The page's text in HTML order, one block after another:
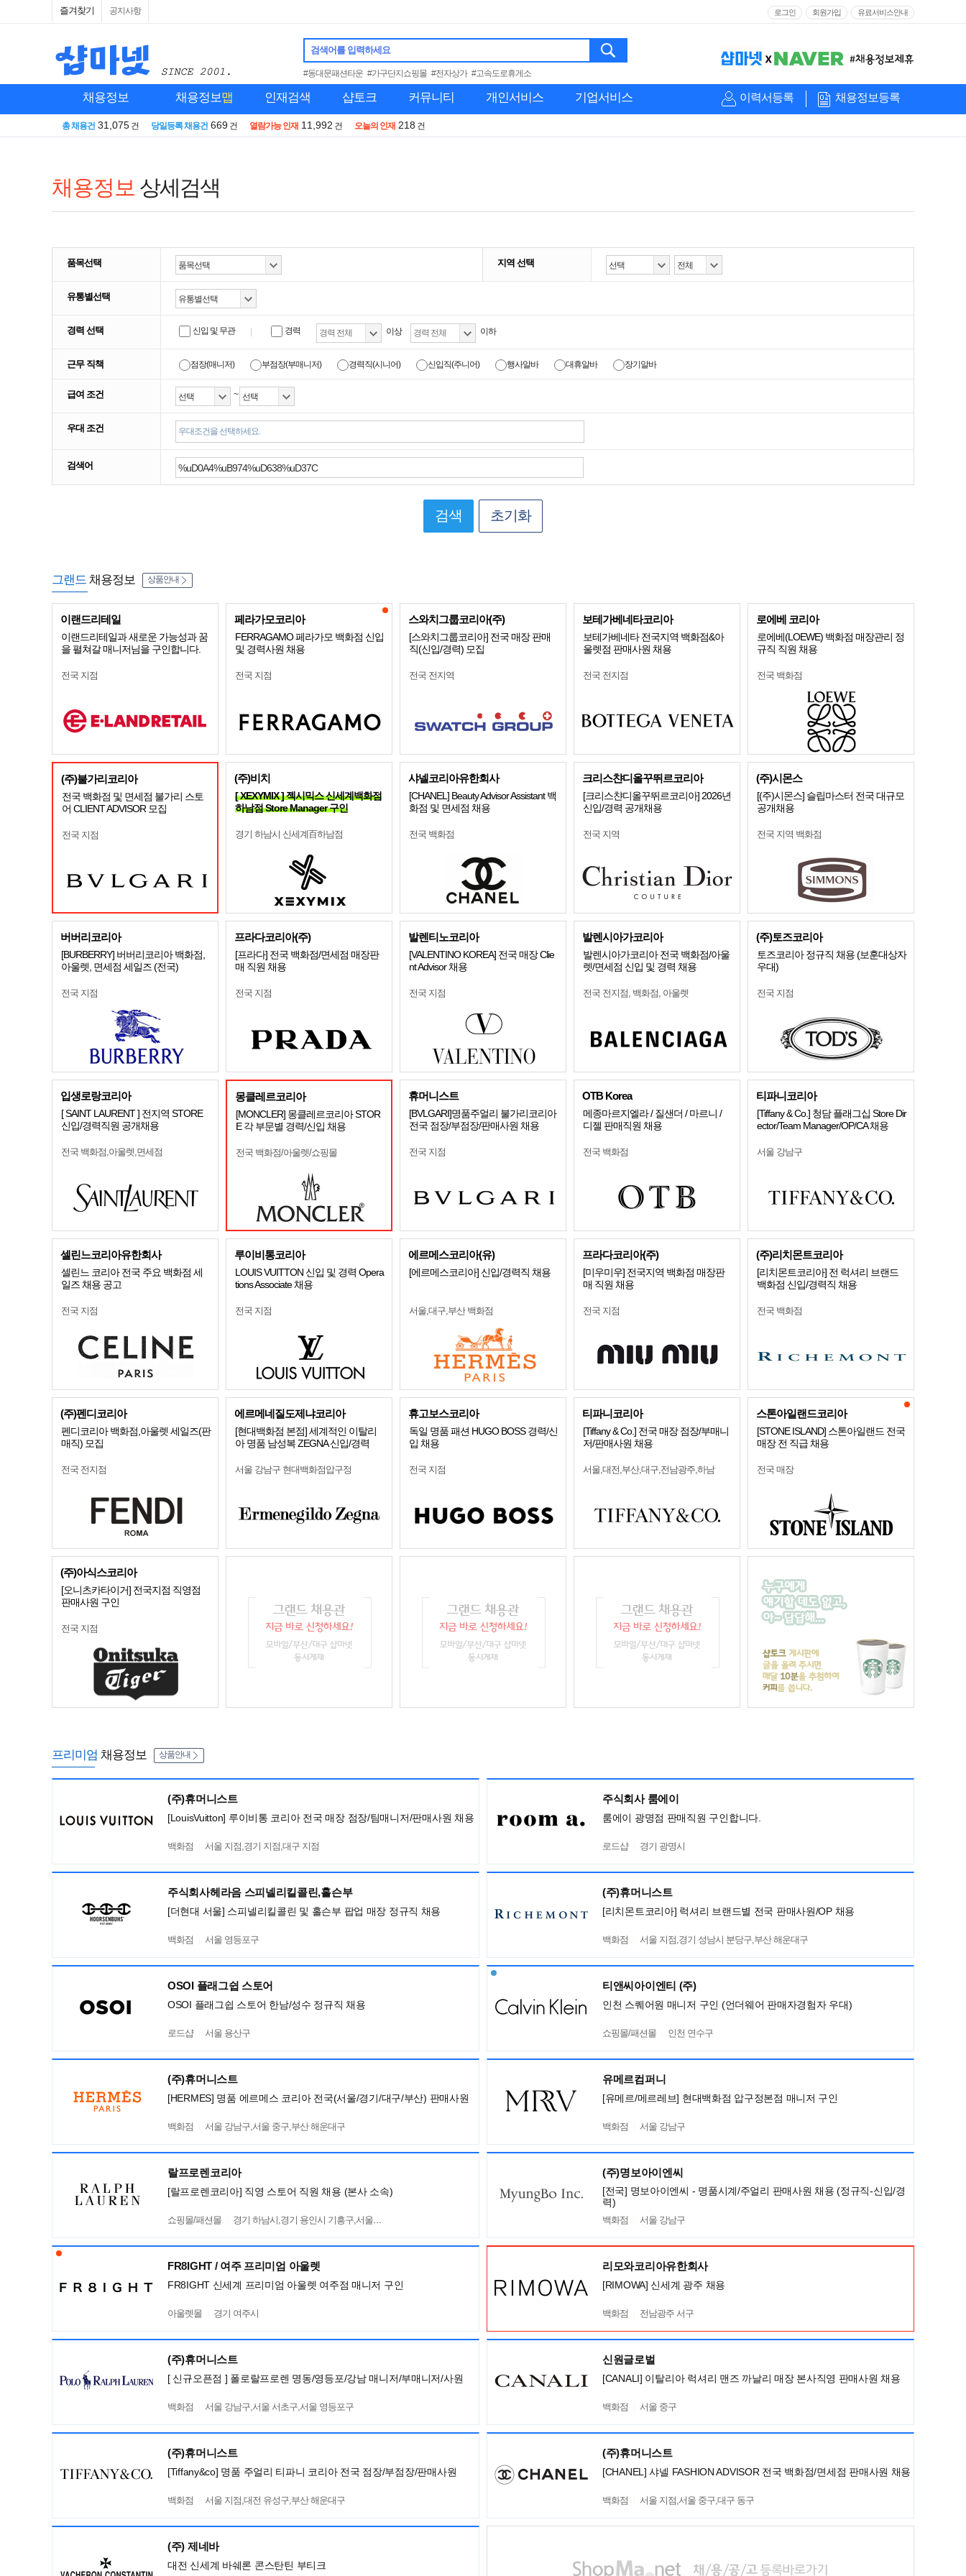
즐겨찾기 공지사항 로그인 회원가입 유료서비스안내
검색어를 입력하세요
#동대문패션타운 #가구단지쇼핑몰 #전자상가 #고속도로휴게소
채용정보 채용정보맵 인재검색 샵토크 커뮤니티 개인서비스 기업서비스 이력서등록 채용정보등록
총 채용건 31,075 건 당일등록 채용건 669 건 열람가능 인재 11,992 건 오늘의 인재 218 건
채용정보 상세검색
품목선택 지역 선택
유통별선택
경력 선택 신입 및 무관 경력 이상 이하
근무 직책 점장(매니저) 부점장(부매니저) 경력직(시니어) 신입직(주니어) 행사알바 대휴알바 장기알바
급여 조건 ~
우대 조건 우대조건을 선택하세요.
검색어
검색 초기화
그랜드 채용정보 상품안내
이랜드리테일
이랜드리테일과 새로운 가능성과 꿈
을 펼쳐갈 매니저님을 구인합니다.
전국 지점
페라가모코리아
FERRAGAMO 페라가모 백화점 신입
및 경력사원 채용
전국 지점
스와치그룹코리아(주)
[스와치그룹코리아] 전국 매장 판매
직(신입/경력) 모집
전국 전지역
보테가베네타코리아
보테가베네타 전국지역 백화점&아
울렛점 판매사원 채용
전국 전지점
로에베 코리아
로에베(LOEWE) 백화점 매장관리 정
규직 직원 채용
전국 백화점
(주)불가리코리아
전국 백화점 및 면세점 불가리 스토
어 CLIENT ADVISOR 모집
전국 지점
(주)비치
[ XEXYMIX ] 젝시믹스 신세계백화점
하남점 Store Manager 구인
경기 하남시 신세계百하남점
샤넬코리아유한회사
[CHANEL] Beauty Advisor Assistant 백
화점 및 면세점 채용
전국 백화점
크리스챤디올꾸뛰르코리아
[크리스챤디올꾸뛰르코리아] 2026년
신입/경력 공개채용
전국 지역
(주)시몬스
[(주)시몬스] 슬립마스터 전국 대규모
공개채용
전국 지역 백화점
버버리코리아
[BURBERRY] 버버리코리아 백화점,
아울렛, 면세점 세일즈 (전국)
전국 지점
프라다코리아(주)
[프라다] 전국 백화점/면세점 매장판
매 직원 채용
전국 지점
발렌티노코리아
[VALENTINO KOREA] 전국 매장 Clie
nt Advisor 채용
전국 지점
발렌시아가코리아
발렌시아가코리아 전국 백화점/아울
렛/면세점 신입 및 경력 채용
전국 전지점, 백화점, 아울렛
(주)토즈코리아
토즈코리아 정규직 채용 (보훈대상자
우대)
전국 지점
입생로랑코리아
[ SAINT LAURENT ] 전지역 STORE
신입/경력직원 공개채용
전국 백화점,아울렛,면세점
몽클레르코리아
[MONCLER] 몽클레르코리아 STOR
E 각 부문별 경력/신입 채용
전국 백화점/아울렛/쇼핑몰
휴머니스트
[BVLGARI]명품주얼리 불가리코리아
전국 점장/부점장/판매사원 채용
전국 지점
OTB Korea
메종마르지엘라 / 질샌더 / 마르니 /
디젤 판매직원 채용
전국 백화점
티파니코리아
[Tiffany & Co.] 청담 플래그십 Store Dir
ector/Team Manager/OP/CA 채용
서울 강남구
셀린느코리아유한회사
셀린느 코리아 전국 주요 백화점 세
일즈 채용 공고
전국 지점
루이비통코리아
LOUIS VUITTON 신입 및 경력 Opera
tions Associate 채용
전국 지점
에르메스코리아(유)
[에르메스코리아] 신입/경력직 채용
서울,대구,부산 백화점
프라다코리아(주)
[미우미우] 전국지역 백화점 매장판
매 직원 채용
전국 지점
(주)리치몬트코리아
[리치몬트코리아] 전 럭셔리 브랜드
백화점 신입/경력직 채용
전국 백화점
(주)펜디코리아
펜디코리아 백화점,아울렛 세일즈(판
매직) 모집
전국 전지점
에르메네질도제냐코리아
[현대백화점 본점] 세계적인 이탈리
아 명품 남성복 ZEGNA 신입/경력
서울 강남구 현대백화점압구정
휴고보스코리아
독일 명품 패션 HUGO BOSS 경력/신
입 채용
전국 지점
티파니코리아
[Tiffany & Co.] 전국 매장 점장/부매니
저/판매사원 채용
서울,대전,부산,대구,전남광주,하남
스톤아일랜드코리아
[STONE ISLAND] 스톤아일랜드 전국
매장 전 직급 채용
전국 매장
(주)아식스코리아
[오니츠카타이거] 전국지점 직영점
판매사원 구인
전국 지점
프리미엄 채용정보 상품안내
(주)휴머니스트
[LouisVuitton] 루이비통 코리아 전국 매장 점장/팀매니저/판매사원 채용
백화점 서울 지점,경기 지점,대구 지점
주식회사 룸에이
룸에이 광명점 판매직원 구인합니다.
로드샵 경기 광명시
주식회사헤라음 스피넬리킬콜린,홀슨부
[더현대 서울] 스피넬리킬콜린 및 홀슨부 팝업 매장 정규직 채용
백화점 서울 영등포구
(주)휴머니스트
[리치몬트코리아] 럭셔리 브랜드별 전국 판매사원/OP 채용
백화점 서울 지점,경기 성남시 분당구,부산 해운대구
OSOI 플래그쉽 스토어
OSOI 플래그쉽 스토어 한남/성수 정규직 채용
로드샵 서울 용산구
티앤씨아이엔티 (주)
인천 스퀘어원 매니저 구인 (언더웨어 판매자경험자 우대)
쇼핑몰/패션몰 인천 연수구
(주)휴머니스트
[HERMES] 명품 에르메스 코리아 전국(서울/경기/대구/부산) 판매사원
백화점 서울 강남구,서울 중구,부산 해운대구
유메르컴퍼니
[유메르/메르레브] 현대백화점 압구정본점 매니저 구인
백화점 서울 강남구
랄프로렌코리아
[랄프로렌코리아] 직영 스토어 직원 채용 (본사 소속)
쇼핑몰/패션몰 경기 하남시,경기 용인시 기흥구,서울 서초구
(주)명보아이엔씨
[전국] 명보아이엔씨 - 명품시계/주얼리 판매사원 채용 (정규직-신입/경
력)
백화점 서울 강남구
FR8IGHT / 여주 프리미엄 아울렛
FR8IGHT 신세계 프리미엄 아울렛 여주점 매니저 구인
아울렛몰 경기 여주시
리모와코리아유한회사
[RIMOWA] 신세계 광주 채용
백화점 전남광주 서구
(주)휴머니스트
[ 신규오픈점 ] 폴로랄프로렌 명동/영등포/강남 매니저/부매니저/사원
백화점 서울 강남구,서울 서초구,서울 영등포구
신원글로벌
[CANALI] 이탈리아 럭셔리 맨즈 까날리 매장 본사직영 판매사원 채용
백화점 서울 중구
(주)휴머니스트
[Tiffany&co] 명품 주얼리 티파니 코리아 전국 점장/부점장/판매사원
백화점 서울 지점,대전 유성구,부산 해운대구
(주)휴머니스트
[CHANEL] 샤넬 FASHION ADVISOR 전국 백화점/면세점 판매사원 채용
백화점 서울 지점,서울 중구,대구 동구
(주) 제네바
대전 신세계 바쉐론 콘스탄틴 부티크